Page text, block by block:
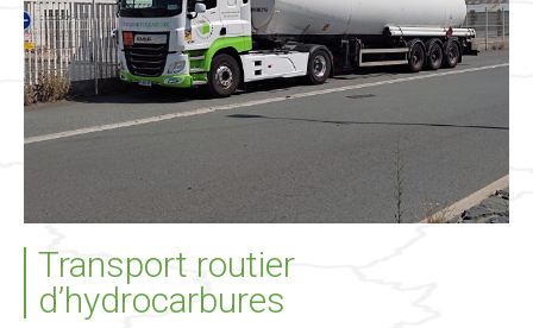
Transport routier
d’hydrocarbures